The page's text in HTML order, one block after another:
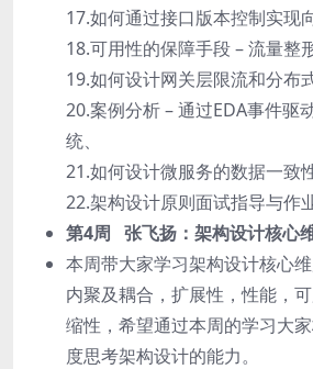
17.如何通过接口版本控制实现
18.可用性的保障手段 – 流量整
19.如何设计网关层限流和分布
20.案例分析 – 通过EDA事件驱
统、
21.如何设计微服务的数据一致
22.架构设计原则面试指导与作
第4周 张飞扬：架构设计核心
本周带大家学习架构设计核心维
内聚及耦合，扩展性，性能，
缩性，希望通过本周的学习大
度思考架构设计的能力。